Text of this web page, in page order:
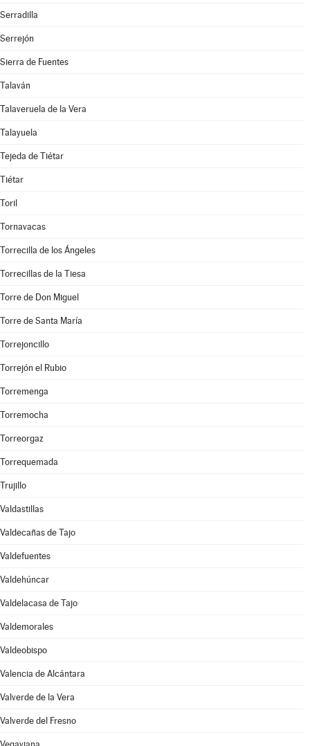
Serradilla
Serrejón
Sierra de Fuentes
Talaván
Talaveruela de la Vera
Talayuela
Tejeda de Tiétar
Tiétar
Toril
Tornavacas
Torrecilla de los Ángeles
Torrecillas de la Tiesa
Torre de Don Miguel
Torre de Santa María
Torrejoncillo
Torrejón el Rubio
Torremenga
Torremocha
Torreorgaz
Torrequemada
Trujillo
Valdastillas
Valdecañas de Tajo
Valdefuentes
Valdehúncar
Valdelacasa de Tajo
Valdemorales
Valdeobispo
Valencia de Alcántara
Valverde de la Vera
Valverde del Fresno